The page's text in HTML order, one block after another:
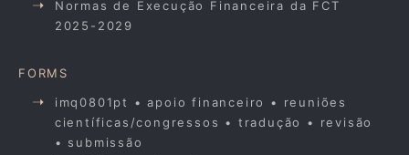
Normas de Execução Financeira da FCT
2025-2029
FORMS
imq0801pt • apoio financeiro • reuniões
científicas/congressos • tradução • revisão
• submissão